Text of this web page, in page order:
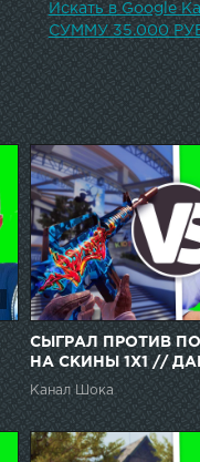
Искать в
СУММУ 35.000
СЫГРАЛ ПРОТИВ
НА СКИНЫ 1Х1 //
ПОДПИСЧИКАМ
ПОБЕДУ l CS:GO
Канал Шока